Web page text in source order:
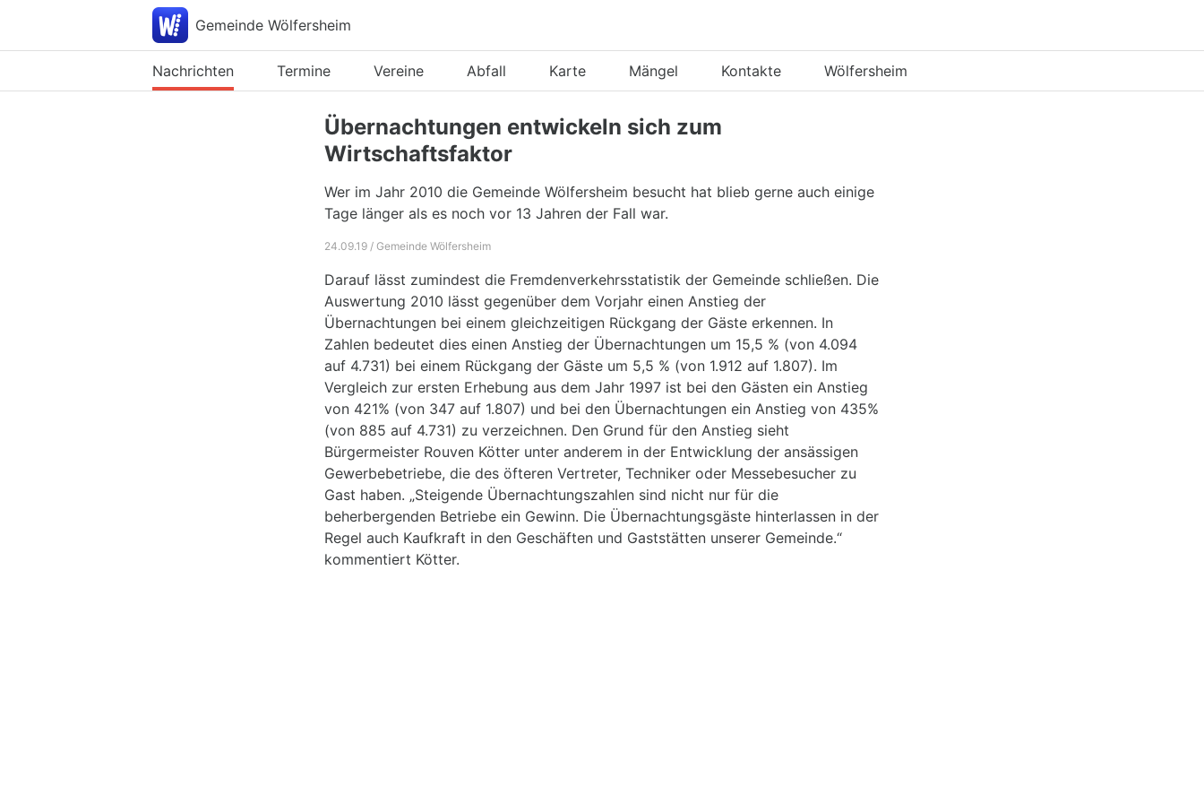
Gemeinde Wölfersheim
Nachrichten Termine Vereine Abfall Karte Mängel Kontakte Wölfersheim
Übernachtungen entwickeln sich zum
Wirtschaftsfaktor
Wer im Jahr 2010 die Gemeinde Wölfersheim besucht hat blieb gerne auch einige
Tage länger als es noch vor 13 Jahren der Fall war.
24.09.19 / Gemeinde Wölfersheim
Darauf lässt zumindest die Fremdenverkehrsstatistik der Gemeinde schließen. Die
Auswertung 2010 lässt gegenüber dem Vorjahr einen Anstieg der
Übernachtungen bei einem gleichzeitigen Rückgang der Gäste erkennen. In
Zahlen bedeutet dies einen Anstieg der Übernachtungen um 15,5 % (von 4.094
auf 4.731) bei einem Rückgang der Gäste um 5,5 % (von 1.912 auf 1.807). Im
Vergleich zur ersten Erhebung aus dem Jahr 1997 ist bei den Gästen ein Anstieg
von 421% (von 347 auf 1.807) und bei den Übernachtungen ein Anstieg von 435%
(von 885 auf 4.731) zu verzeichnen. Den Grund für den Anstieg sieht
Bürgermeister Rouven Kötter unter anderem in der Entwicklung der ansässigen
Gewerbebetriebe, die des öfteren Vertreter, Techniker oder Messebesucher zu
Gast haben. „Steigende Übernachtungszahlen sind nicht nur für die
beherbergenden Betriebe ein Gewinn. Die Übernachtungsgäste hinterlassen in der
Regel auch Kaufkraft in den Geschäften und Gaststätten unserer Gemeinde.“
kommentiert Kötter.